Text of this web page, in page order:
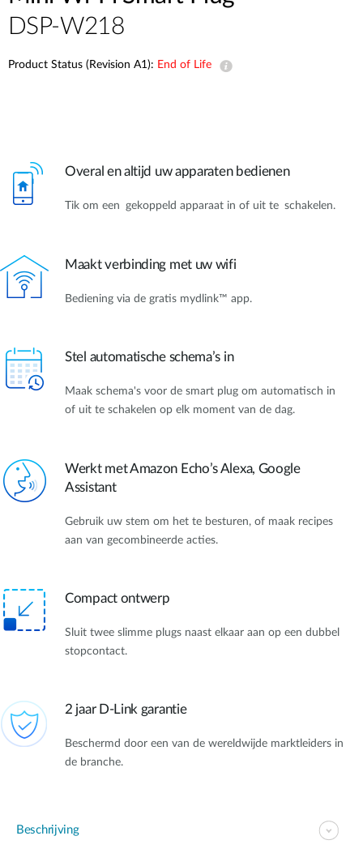
DSP-W218
Product Status (Revision A1): End of Life
Overal en altijd uw apparaten bedienen
Tik om een gekoppeld apparaat in of uit te schakelen.
Maakt verbinding met uw wifi
Bediening via de gratis mydlink™ app.
Stel automatische schema’s in
Maak schema's voor de smart plug om automatisch in
of uit te schakelen op elk moment van de dag.
Werkt met Amazon Echo’s Alexa, Google
Assistant
Gebruik uw stem om het te besturen, of maak recipes
aan van gecombineerde acties.
Compact ontwerp
Sluit twee slimme plugs naast elkaar aan op een dubbel
stopcontact.
2 jaar D-Link garantie
Beschermd door een van de wereldwijde marktleiders in
de branche.
Beschrijving